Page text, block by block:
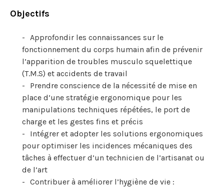
Objectifs
Approfondir les connaissances sur le
fonctionnement du corps humain afin de prévenir
l’apparition de troubles musculo squelettique
(T.M.S) et accidents de travail
Prendre conscience de la nécessité de mise en
place d’une stratégie ergonomique pour les
manipulations techniques répétées, le port de
charge et les gestes fins et précis
Intégrer et adopter les solutions ergonomiques
pour optimiser les incidences mécaniques des
tâches à effectuer d’un technicien de l’artisanat ou
de l’art
Contribuer à améliorer l’hygiène de vie :